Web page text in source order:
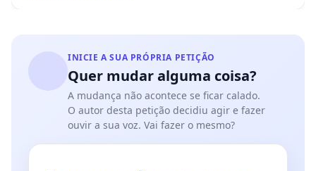
INICIE A SUA PRÓPRIA PETIÇÃO
Quer mudar alguma coisa?
A mudança não acontece se ficar calado.
O autor desta petição decidiu agir e fazer
ouvir a sua voz. Vai fazer o mesmo?